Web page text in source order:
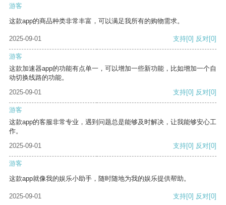
游客
这款app的商品种类非常丰富，可以满足我所有的购物需求。
2025-09-01 支持[0] 反对[0]
游客
这款加速器app的功能有点单一，可以增加一些新功能，比如增加一个自
动切换线路的功能。
2025-09-01
支持[0] 反对[0]
游客
这款app的客服非常专业，遇到问题总是能够及时解决，让我能够安心工
作。
2025-09-01
支持[0] 反对[0]
游客
这款app就像我的娱乐小助手，随时随地为我的娱乐提供帮助。
2025-09-01 支持[0] 反对[0]